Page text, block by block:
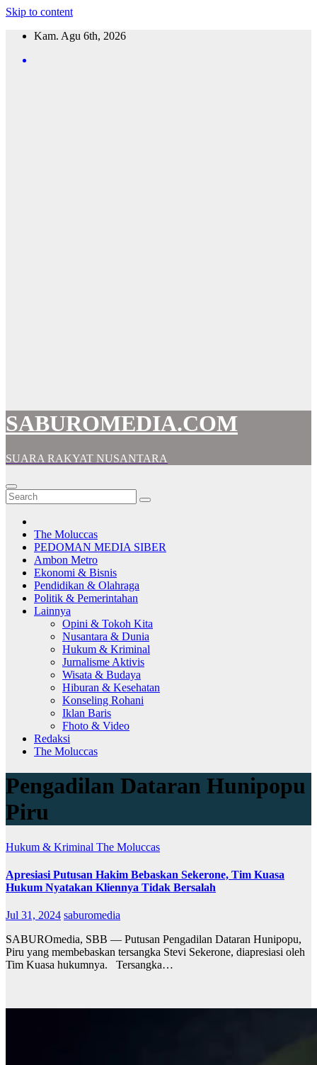
Skip to content
Kam. Agu 6th, 2026
SABUROMEDIA.COM
SUARA RAKYAT NUSANTARA
The Moluccas
PEDOMAN MEDIA SIBER
Ambon Metro
Ekonomi & Bisnis
Pendidikan & Olahraga
Politik & Pemerintahan
Lainnya
Opini & Tokoh Kita
Nusantara & Dunia
Hukum & Kriminal
Jurnalisme Aktivis
Wisata & Budaya
Hiburan & Kesehatan
Konseling Rohani
Iklan Baris
Fhoto & Video
Redaksi
The Moluccas
Pengadilan Dataran Hunipopu
Piru
Hukum & Kriminal The Moluccas
Apresiasi Putusan Hakim Bebaskan Sekerone, Tim Kuasa
Hukum Nyatakan Kliennya Tidak Bersalah
Jul 31, 2024 saburomedia
SABUROmedia, SBB — Putusan Pengadilan Dataran Hunipopu,
Piru yang membebaskan tersangka Stevi Sekerone, diapresiasi oleh
Tim Kuasa hukumnya. Tersangka…